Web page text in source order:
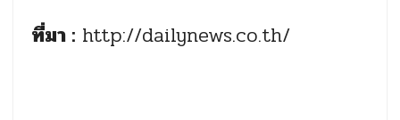
ที่มา : http://dailynews.co.th/